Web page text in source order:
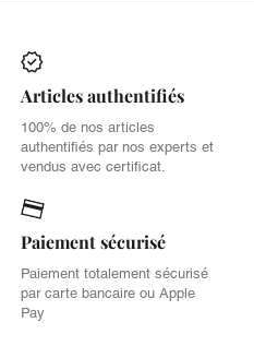
Articles authentifiés
100% de nos articles
authentifiés par nos experts et
vendus avec certificat.
Paiement sécurisé
Paiement totalement sécurisé
par carte bancaire ou Apple
Pay